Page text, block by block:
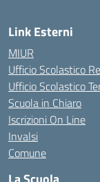
Link Esterni
MIUR
Ufficio Scolastico
Ufficio Scolastico
Scuola in Chiaro
Iscrizioni On Line
Invalsi
Comune